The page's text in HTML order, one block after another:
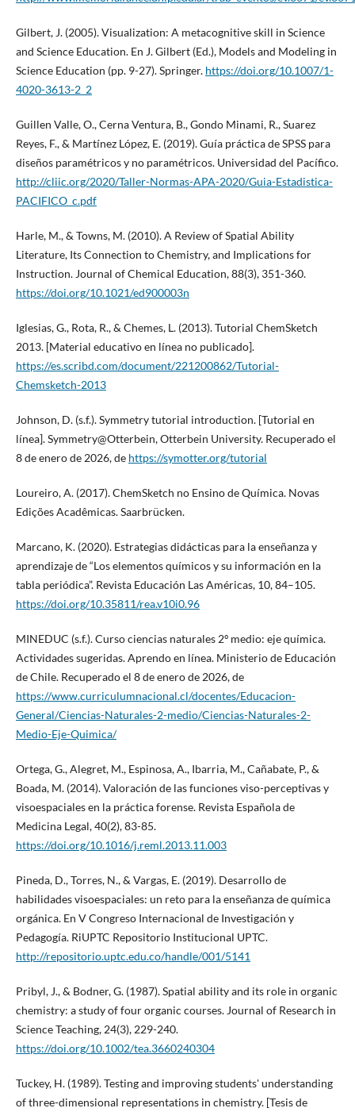
Gilbert, J. (2005). Visualization: A metacognitive skill in Science
and Science Education. En J. Gilbert (Ed.), Models and Modeling in
Science Education (pp. 9-27). Springer. https://doi.org/10.1007/1-
4020-3613-2_2
Guillen Valle, O., Cerna Ventura, B., Gondo Minami, R., Suarez
Reyes, F., & Martínez López, E. (2019). Guía práctica de SPSS para
diseños paramétricos y no paramétricos. Universidad del Pacífico.
http://cliic.org/2020/Taller-Normas-APA-2020/Guia-Estadistica-
PACIFICO_c.pdf
Harle, M., & Towns, M. (2010). A Review of Spatial Ability
Literature, Its Connection to Chemistry, and Implications for
Instruction. Journal of Chemical Education, 88(3), 351-360.
https://doi.org/10.1021/ed900003n
Iglesias, G., Rota, R., & Chemes, L. (2013). Tutorial ChemSketch
2013. [Material educativo en línea no publicado].
https://es.scribd.com/document/221200862/Tutorial-
Chemsketch-2013
Johnson, D. (s.f.). Symmetry tutorial introduction. [Tutorial en
línea]. Symmetry@Otterbein, Otterbein University. Recuperado el
8 de enero de 2026, de https://symotter.org/tutorial
Loureiro, A. (2017). ChemSketch no Ensino de Química. Novas
Edições Acadêmicas. Saarbrücken.
Marcano, K. (2020). Estrategias didácticas para la enseñanza y
aprendizaje de “Los elementos químicos y su información en la
tabla periódica”. Revista Educación Las Américas, 10, 84–105.
https://doi.org/10.35811/rea.v10i0.96
MINEDUC (s.f.). Curso ciencias naturales 2º medio: eje química.
Actividades sugeridas. Aprendo en línea. Ministerio de Educación
de Chile. Recuperado el 8 de enero de 2026, de
https://www.curriculumnacional.cl/docentes/Educacion-
General/Ciencias-Naturales-2-medio/Ciencias-Naturales-2-
Medio-Eje-Quimica/
Ortega, G., Alegret, M., Espinosa, A., Ibarria, M., Cañabate, P., &
Boada, M. (2014). Valoración de las funciones viso-perceptivas y
visoespaciales en la práctica forense. Revista Española de
Medicina Legal, 40(2), 83-85.
https://doi.org/10.1016/j.reml.2013.11.003
Pineda, D., Torres, N., & Vargas, E. (2019). Desarrollo de
habilidades visoespaciales: un reto para la enseñanza de química
orgánica. En V Congreso Internacional de Investigación y
Pedagogía. RiUPTC Repositorio Institucional UPTC.
http://repositorio.uptc.edu.co/handle/001/5141
Pribyl, J., & Bodner, G. (1987). Spatial ability and its role in organic
chemistry: a study of four organic courses. Journal of Research in
Science Teaching, 24(3), 229-240.
https://doi.org/10.1002/tea.3660240304
Tuckey, H. (1989). Testing and improving students' understanding
of three-dimensional representations in chemistry. [Tesis de